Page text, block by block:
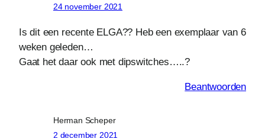
24 november 2021
Is dit een recente ELGA?? Heb een exemplaar van 6
weken geleden…
Gaat het daar ook met dipswitches…..?
Beantwoorden
Herman Scheper
2 december 2021